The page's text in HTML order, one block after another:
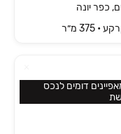
כפר יונה
העיר, קדימה צורן
דומים לנכס